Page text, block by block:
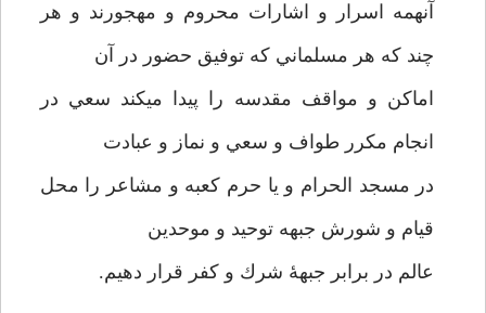
آنهمه اسرار و اشارات محروم و مهجورند و هر
چند كه هر مسلماني كه توفيق حضور در آن
اماكن و مواقف مقدسه را پيدا مي­كند سعي در
انجام مكرر طواف و سعي و نماز و عبادت
در مسجد الحرام و يا حرم كعبه و مشاعر را محل
قيام و شورش جبهه توحيد و موحدين
عالم در برابر جبهۀ شرك و كفر قرار دهيم.